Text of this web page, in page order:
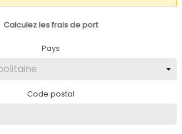
Calculez les frais de port
Pays
Code postal